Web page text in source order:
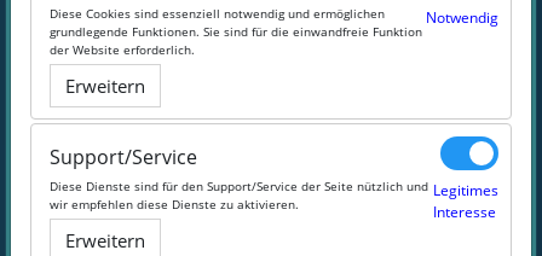
#support #team #help
Diese Cookies sind essenziell notwendig und ermöglichen
grundlegende Funktionen. Sie sind für die einwandfreie Funktion
der Website erforderlich.
Notwendig
Erweitern
Support/Service
Diese Dienste sind für den Support/Service der Seite nützlich und
wir empfehlen diese Dienste zu aktivieren.
Legitimes
Interesse
Erweitern
Diese Cookies sind essenziell notwendig und ermöglichen
grundlegende Funktionen. Sie sind für die einwandfreie Funktion
der Website erforderlich.
Notwendig
Erweitern
Support/Service
Diese Dienste sind für den Support/Service der Seite nützlich und
wir empfehlen diese Dienste zu aktivieren.
Legitimes
Interesse
Erweitern